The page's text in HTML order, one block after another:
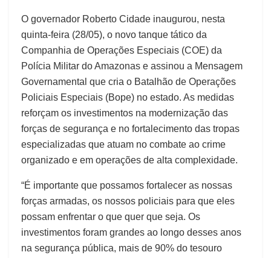
O governador Roberto Cidade inaugurou, nesta
quinta-feira (28/05), o novo tanque tático da
Companhia de Operações Especiais (COE) da
Polícia Militar do Amazonas e assinou a Mensagem
Governamental que cria o Batalhão de Operações
Policiais Especiais (Bope) no estado. As medidas
reforçam os investimentos na modernização das
forças de segurança e no fortalecimento das tropas
especializadas que atuam no combate ao crime
organizado e em operações de alta complexidade.
“É importante que possamos fortalecer as nossas
forças armadas, os nossos policiais para que eles
possam enfrentar o que quer que seja. Os
investimentos foram grandes ao longo desses anos
na segurança pública, mais de 90% do tesouro